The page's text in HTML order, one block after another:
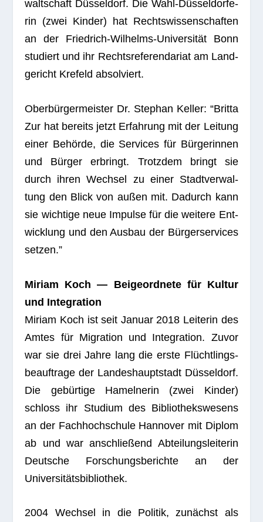
walt­schaft Düs­sel­dorf. Die Wahl-Düs­sel­dor­fe­
rin (zwei Kin­der) hat Rechts­wis­sen­schaf­ten
an der Fried­rich-Wil­helms-Uni­ver­si­tät Bonn
stu­diert und ihr Rechts­re­fe­ren­da­riat am Land­
ge­richt Kre­feld absolviert.
Ober­bür­ger­meis­ter Dr. Ste­phan Kel­ler: “Britta
Zur hat bereits jetzt Erfah­rung mit der Lei­tung
einer Behörde, die Ser­vices für Bür­ge­rin­nen
und Bür­ger erbringt. Trotz­dem bringt sie
durch ihren Wech­sel zu einer Stadt­ver­wal­
tung den Blick von außen mit. Dadurch kann
sie wich­tige neue Impulse für die wei­tere Ent­
wick­lung und den Aus­bau der Bür­ger­ser­vices
setzen.”
Miriam Koch — Bei­geord­nete für Kul­tur
und Integration
Miriam Koch ist seit Januar 2018 Lei­te­rin des
Amtes für Migra­tion und Inte­gra­tion. Zuvor
war sie drei Jahre lang die erste Flücht­lings­
be­auf­trage der Lan­des­haupt­stadt Düs­sel­dorf.
Die gebür­tige Hamel­ne­rin (zwei Kin­der)
schloss ihr Stu­dium des Biblio­theks­we­sens
an der Fach­hoch­schule Han­no­ver mit Diplom
ab und war anschlie­ßend Abtei­lungs­lei­te­rin
Deut­sche For­schungs­be­richte an der
Universitätsbibliothek.
2004 Wech­sel in die Poli­tik, zunächst als